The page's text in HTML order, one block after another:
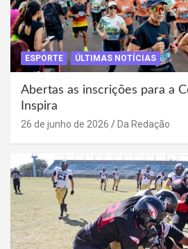
ESPORTE ÚLTIMAS NOTÍCIAS
Abertas as inscrições para a
Inspira
26 de junho de 2026 Da Redação